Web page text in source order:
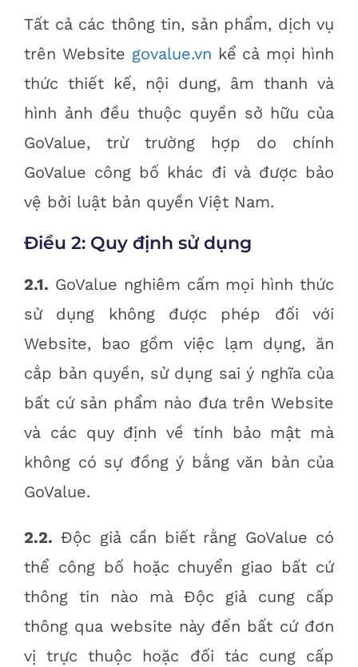
Tất cả các thông tin, sản phẩm, dịch vụ
trên Website govalue.vn kể cả mọi hình
thức thiết kế, nội dung, âm thanh và
hình ảnh đều thuộc quyền sở hữu của
GoValue, trừ trường hợp do chính
GoValue công bố khác đi và được bảo
vệ bởi luật bản quyền Việt Nam.
Điều 2: Quy định sử dụng
2.1. GoValue nghiêm cấm mọi hình thức
sử dụng không được phép đối với
Website, bao gồm việc lạm dụng, ăn
cắp bản quyền, sử dụng sai ý nghĩa của
bất cứ sản phẩm nào đưa trên Website
và các quy định về tính bảo mật mà
không có sự đồng ý bằng văn bản của
GoValue.
2.2. Độc giả cần biết rằng GoValue có
thể công bố hoặc chuyển giao bất cứ
thông tin nào mà Độc giả cung cấp
thông qua website này đến bất cứ đơn
vị trực thuộc hoặc đối tác cung cấp